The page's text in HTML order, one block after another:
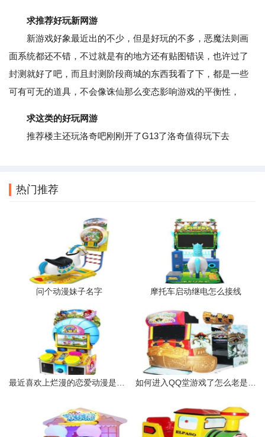
求推荐好玩新网游
新游戏好象最近出的不少，但是好玩的不多，恶魔法则画
面系统都还不错，不过就是有的地方还有贴图错误，也许过了
封测就好了吧，而且封测阶段商城的东西我看了下，都是一些
可有可无的道具，不会像诛仙那么变态影响游戏的平衡性，
求这类的好玩网游
推荐楼主还玩洛奇吧刚刚开了G13了洛奇值得玩下去
热门推荐
问个动漫妹子名字 摩托车启动继电怎么接线